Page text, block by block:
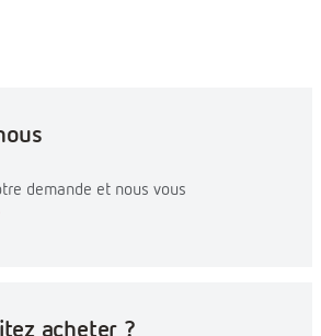
demande et nous vous
acheter ?